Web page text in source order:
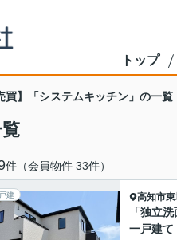
トップ
買】「システムキッチン」の一覧
件（会員物件 33件）
建 高知市
「独立
一戸建て